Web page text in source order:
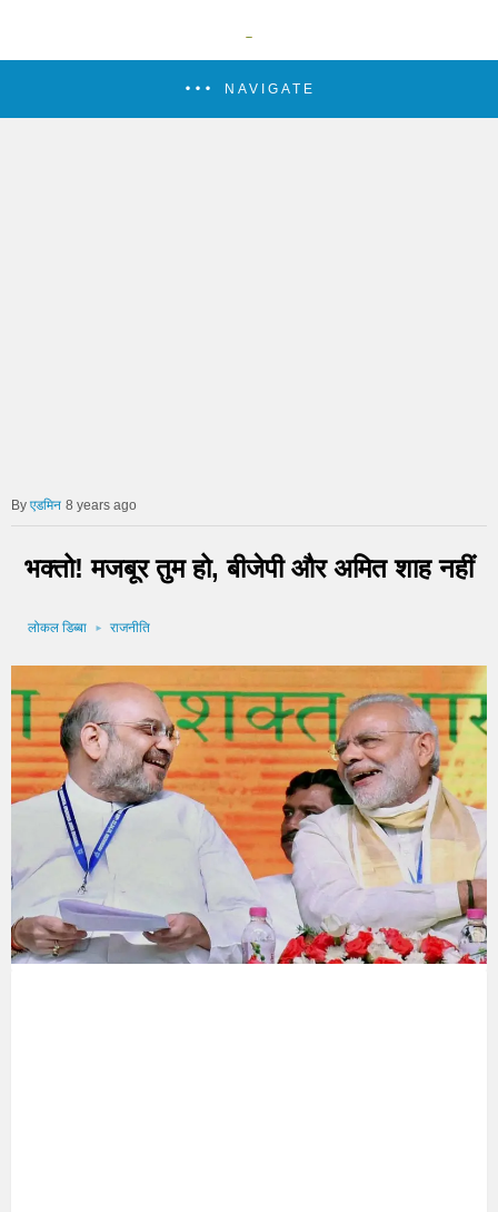
NAVIGATE
एडमिन 8 years ago
भक्तो! मजबूर तुम हो, बीजेपी और अमित शाह नहीं
लोकल डिब्बा राजनीति